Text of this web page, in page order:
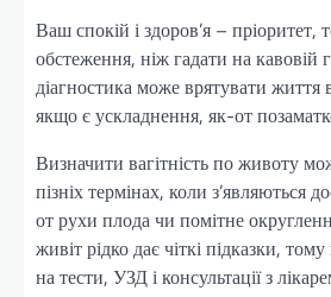
Ваш спокій і здоров’я –
обстеження, ніж гадати на кавовій
діагностика може врятувати життя
якщо є ускладнення, як-от
Визначити вагітність по животу
пізніх термінах, коли з’являються
от рухи плода чи помітне
живіт рідко дає чіткі підказки,
на тести, УЗД і консультації з